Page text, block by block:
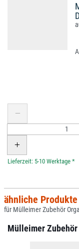
*
ähnliche Produkte
für Mülleimer Zubehör
Mülleimer Zubehör